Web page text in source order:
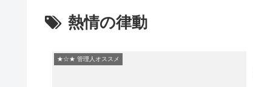
熱情の律動
★☆★ 管理人オススメ